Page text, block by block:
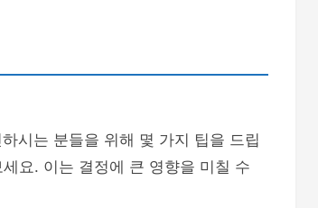
시는 분들을 위해 몇 가지 팁을 드립
요. 이는 결정에 큰 영향을 미칠 수